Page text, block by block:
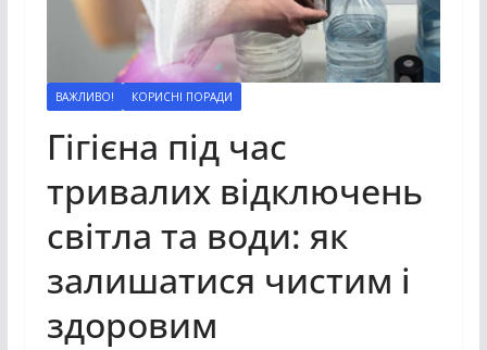
ВАЖЛИВО! КОРИСНІ ПОРАДИ
Гігієна під час
тривалих відключень
світла та води: як
залишатися чистим і
здоровим